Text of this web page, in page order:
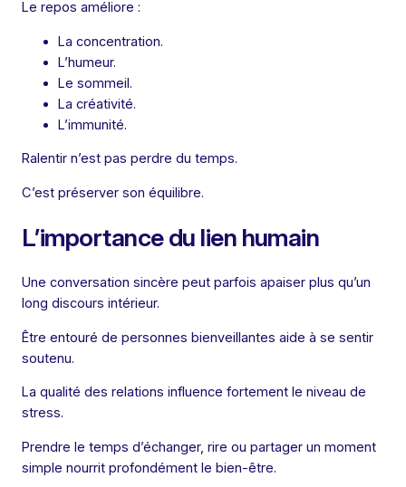
Le repos améliore :
La concentration.
L’humeur.
Le sommeil.
La créativité.
L’immunité.
Ralentir n’est pas perdre du temps.
C’est préserver son équilibre.
L’importance du lien humain
Une conversation sincère peut parfois apaiser plus qu’un
long discours intérieur.
Être entouré de personnes bienveillantes aide à se sentir
soutenu.
La qualité des relations influence fortement le niveau de
stress.
Prendre le temps d’échanger, rire ou partager un moment
simple nourrit profondément le bien-être.